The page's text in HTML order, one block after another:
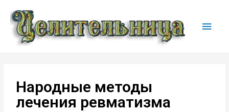
Народные методы
лечения ревматизма